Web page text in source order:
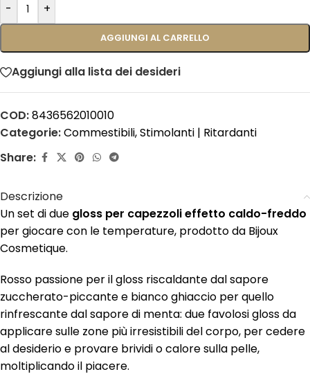
- +
AGGIUNGI AL CARRELLO
Aggiungi alla lista dei desideri
COD:8436562010010
Categorie:Commestibili,Stimolanti | Ritardanti
Share:
Descrizione
Un set di due gloss per capezzoli effetto caldo-freddo
per giocare con le temperature, prodotto da Bijoux
Cosmetique.
Rosso passione per il gloss riscaldante dal sapore
zuccherato-piccante e bianco ghiaccio per quello
rinfrescante dal sapore di menta: due favolosi gloss da
applicare sulle zone più irresistibili del corpo, per cedere
al desiderio e provare brividi o calore sulla pelle,
moltiplicando il piacere.